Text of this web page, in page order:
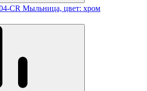
CR Мыльница, цвет: хром